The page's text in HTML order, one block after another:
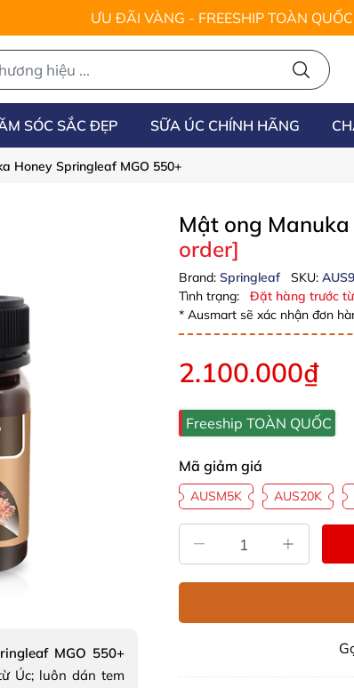
ƯU ĐÃI VÀNG - FREESHIP TOÀN
SÓC SẮC ĐẸP SỮA ÚC CHÍNH HÃNG
Honey Springleaf MGO 550+
MGO 550+
Úc; luôn dán tem
Mật ong
order]
Brand: Springleaf SKU:
Tình trạng:
Đặt hàng trước
* Ausmart sẽ xác nhận đơn
2.100.000₫
Freeship TOÀN QUỐC
Mã giảm giá
AUSM5K AUS20K